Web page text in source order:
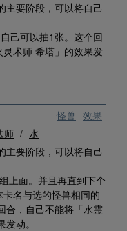
主要阶段，可以将自己
己可以抽1张。这个回
术师 希塔」的效果发
怪兽 效果
师 / 水
主要阶段，可以将自己
上面。并且再直到下个
名与选的怪兽相同的
合，自己不能将「水霊
动。